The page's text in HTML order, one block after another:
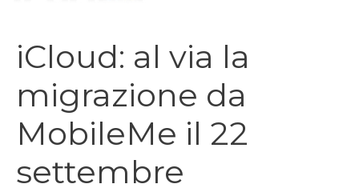
iCloud: al via la
migrazione da
MobileMe il 22
settembre